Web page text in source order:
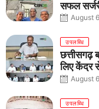
सफल
August
उपलब्धि
छत्तीसगढ़
लिए केंद्र
August
उपलब्धि